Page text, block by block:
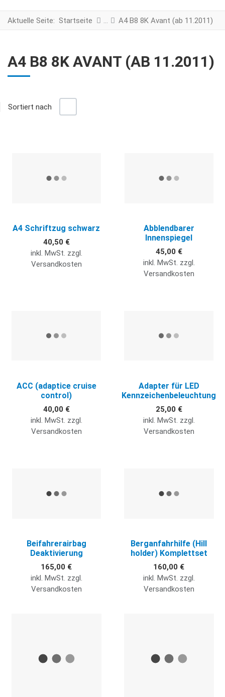
Aktuelle Seite: Startseite A4 B8 8K Avant (ab 11.2011)
A4 B8 8K AVANT (AB 11.2011)
Sortiert nach
A4 Schriftzug schwarz
40,50 €
inkl. MwSt. zzgl.
Versandkosten
Abblendbarer
Innenspiegel
45,00 €
inkl. MwSt. zzgl.
Versandkosten
ACC (adaptice cruise
control)
40,00 €
inkl. MwSt. zzgl.
Versandkosten
Adapter für LED
Kennzeichenbeleuchtung
25,00 €
inkl. MwSt. zzgl.
Versandkosten
Beifahrerairbag
Deaktivierung
165,00 €
inkl. MwSt. zzgl.
Versandkosten
Berganfahrhilfe (Hill
holder) Komplettset
160,00 €
inkl. MwSt. zzgl.
Versandkosten